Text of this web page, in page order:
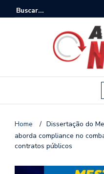
Home / Dissertação do
aborda compliance no
contratos públicos